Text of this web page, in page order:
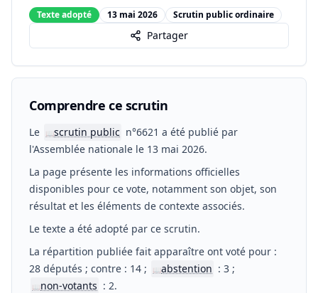
Texte adopté 13 mai 2026 Scrutin public ordinaire
Partager
Comprendre ce scrutin
Le 📖scrutin public n°6621 a été publié par
l'Assemblée nationale le 13 mai 2026.
La page présente les informations officielles
disponibles pour ce vote, notamment son objet, son
résultat et les éléments de contexte associés.
Le texte a été adopté par ce scrutin.
La répartition publiée fait apparaître ont voté pour :
28 députés ; contre : 14 ;
📖abstention : 3 ;
📖non-votants : 2.